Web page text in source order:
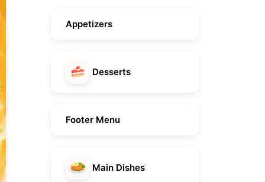
Appetizers
Desserts
Footer Menu
Main Dishes